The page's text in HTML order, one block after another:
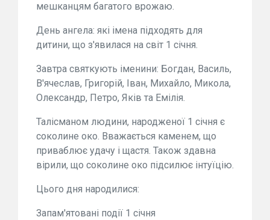
мешканцям багатого врожаю.
День ангела: які імена підходять для
дитини, що з'явилася на світ 1 січня.
Завтра святкують іменини: Богдан, Василь,
В'ячеслав, Григорій, Іван, Михайло, Микола,
Олександр, Петро, Яків та Емілія.
Талісманом людини, народженої 1 січня є
соколине око. Вважається каменем, що
приваблює удачу і щастя. Також здавна
вірили, що соколине око підсилює інтуїцію.
Цього дня народилися:
Запам'ятовані події 1 січня